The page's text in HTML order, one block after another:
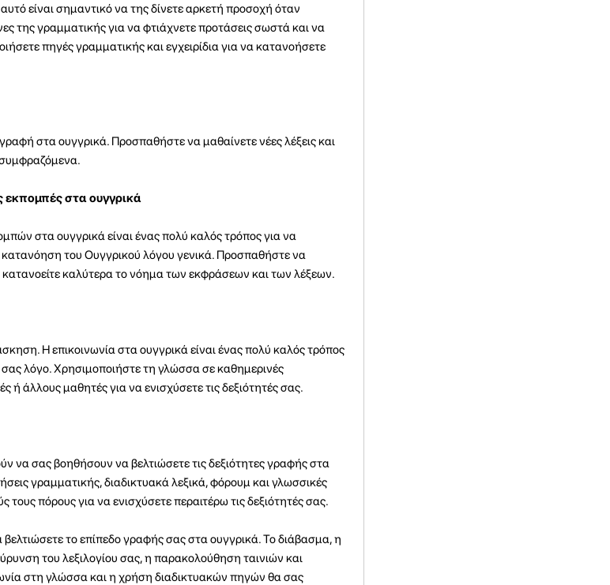
είναι σημαντικό να της δίνετε αρκετή προσοχή όταν
της γραμματικής για να φτιάχνετε προτάσεις σωστά και να
πηγές γραμματικής και εγχειρίδια για να κατανοήσετε
γραφή στα ουγγρικά. Προσπαθήστε να μαθαίνετε νέες λέξεις και
εκπομπές στα ουγγρικά
στα ουγγρικά είναι ένας πολύ καλός τρόπος για να
του Ουγγρικού λόγου γενικά. Προσπαθήστε να
κατανοείτε καλύτερα το νόημα των εκφράσεων και των λέξεων.
Η επικοινωνία στα ουγγρικά είναι ένας πολύ καλός τρόπος
λόγο. Χρησιμοποιήστε τη γλώσσα σε καθημερινές
ή άλλους μαθητές για να ενισχύσετε τις δεξιότητές σας.
να σας βοηθήσουν να βελτιώσετε τις δεξιότητες γραφής στα
γραμματικής, διαδικτυακά λεξικά, φόρουμ και γλωσσικές
πόρους για να ενισχύσετε περαιτέρω τις δεξιότητές σας.
το επίπεδο γραφής σας στα ουγγρικά. Το διάβασμα, η
του λεξιλογίου σας, η παρακολούθηση ταινιών και
στη γλώσσα και η χρήση διαδικτυακών πηγών θα σας